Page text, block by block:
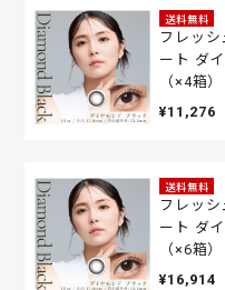
送料無料
フレッシ
ート ダ
（×4箱）
¥11,276
送料無料
フレッシ
ート ダ
（×6箱）
¥16,914